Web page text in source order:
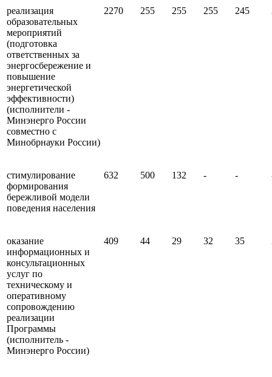
реализация
образовательных
мероприятий
(подготовка
ответственных за
энергосбережение и
повышение
энергетической
эффективности)
(исполнители -
Минэнерго России
совместно с
Минобрнауки России)
2270 255 255 255 245
стимулирование
формирования
бережливой модели
поведения населения
632 500 132 - -
оказание
информационных и
консультационных
услуг по
техническому и
оперативному
сопровождению
реализации
Программы
(исполнитель -
Минэнерго России)
409 44 29 32 35